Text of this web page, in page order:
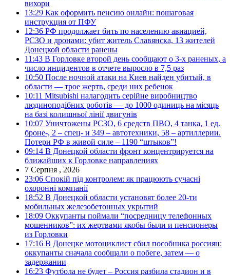
вихори
13:29 Как оформить пенсию онлайн: пошаговая
инструкция от ПФУ
12:36 РФ продолжает бить по населению авиацией,
РСЗО и дронами: убит житель Славянска, 13 жителей
Донецкой области ранены
11:43 В Горловке второй день сообщают о 3-х раненых, а
число инцидентов в отчете выросло в 7,5 раз
10:50 После ночной атаки на Киев найден убитый, в
области — трое жертв, среди них ребенок
10:11 Mitsubishi налагодить серійне виробництво
людиноподібних роботів — до 1000 одиниць на місяць
на базі колишньої лінії двигунів
10:07 Уничтожены РСЗО, 6 средств ПВО, 4 танка, 1 ед.
броне-, 2 – спец- и 349 – автотехники, 58 – артиллерии.
Потери РФ в живой силе – 1190 “штыков”!
09:14 В Донецкой области фронт концентрируется на
ближайших к Горловке направлениях
7 Серпня , 2026
23:06 Спокій під контролем: як працюють сучасні
охоронні компанії
18:52 В Донецкой области установят более 20-ти
мобильных железобетонных укрытий
18:09 Оккупанты поймали “посредницу телефонных
мошенников”: их жертвами якобы были и пенсионеры
из Горловки
17:16 В Донецке мотоциклист сбил пособника россиян:
оккупанты сначала сообщали о побеге, затем — о
задержании
16:23 Футбола не будет – Россия разбила стадион и в